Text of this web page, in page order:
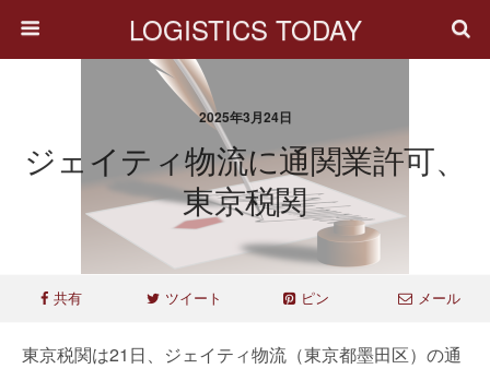
LOGISTICS TODAY
2025年3月24日
ジェイティ物流に通関業許可、
東京税関
共有 ツイート ピン メール
東京税関は21日、ジェイティ物流（東京都墨田区）の通